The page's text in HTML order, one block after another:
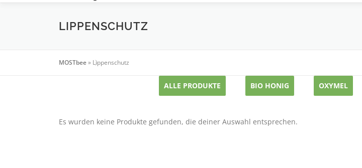
LIPPENSCHUTZ
MOSTbee» Lippenschutz
ALLE PRODUKTE BIO HONIG OXYMEL
Es wurden keine Produkte gefunden, die deiner Auswahl entsprechen.